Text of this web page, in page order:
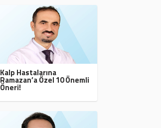
Kalp Hastalarına
Ramazan’a Özel 10 Önemli
Öneri!